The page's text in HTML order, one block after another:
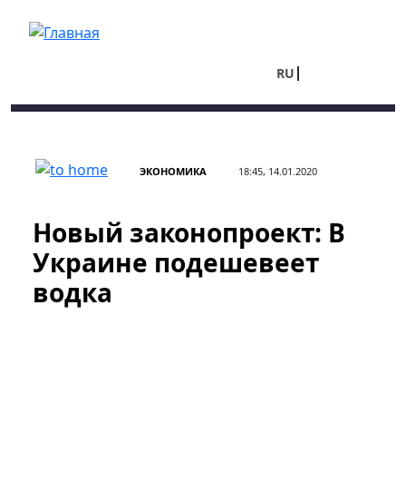
RU
ЭКОНОМИКА 18:45, 14.01.2020
Новый законопроект: В
Украине подешевеет
водка